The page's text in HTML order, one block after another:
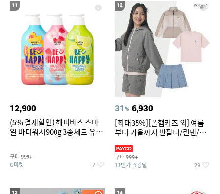
11
12,900
(5% 결제할인) 해피바스 스마
일 바디워시900g 3종세트 유
구매 999+
G마켓 7
12
31% 6,930
[최대35%][폴햄키즈 외] 여름
부터 가을까지 반팔티/린넨/맨
구매 999+
11번가 쇼킹딜 29
13 14